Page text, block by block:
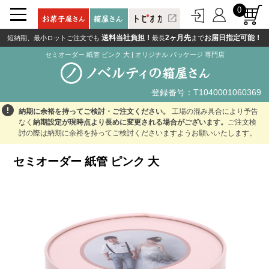
セミオーダー 紙管 ピンク 大| オリジナル パッケージ 専門店
open_in_new
短納期、最小ロットご注文でも 送料当社負担！ 最長2ヶ月先までお届日指定可能！
0
登録番号：T1040001060369
error 納期に余裕を持ってご検討・ご注文ください。
工場の混み具合により予告
なく納期設定が現時点より長めに変更される場合がございます。
ご注文検
討の際は納期に余裕を持ってご検討くださいますようお願いいたします。
登録番号：T1040001060369
セミオーダー 紙管 ピンク 大